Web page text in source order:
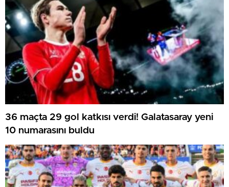
36 maçta 29 gol katkısı verdi! Galatasaray yeni
10 numarasını buldu